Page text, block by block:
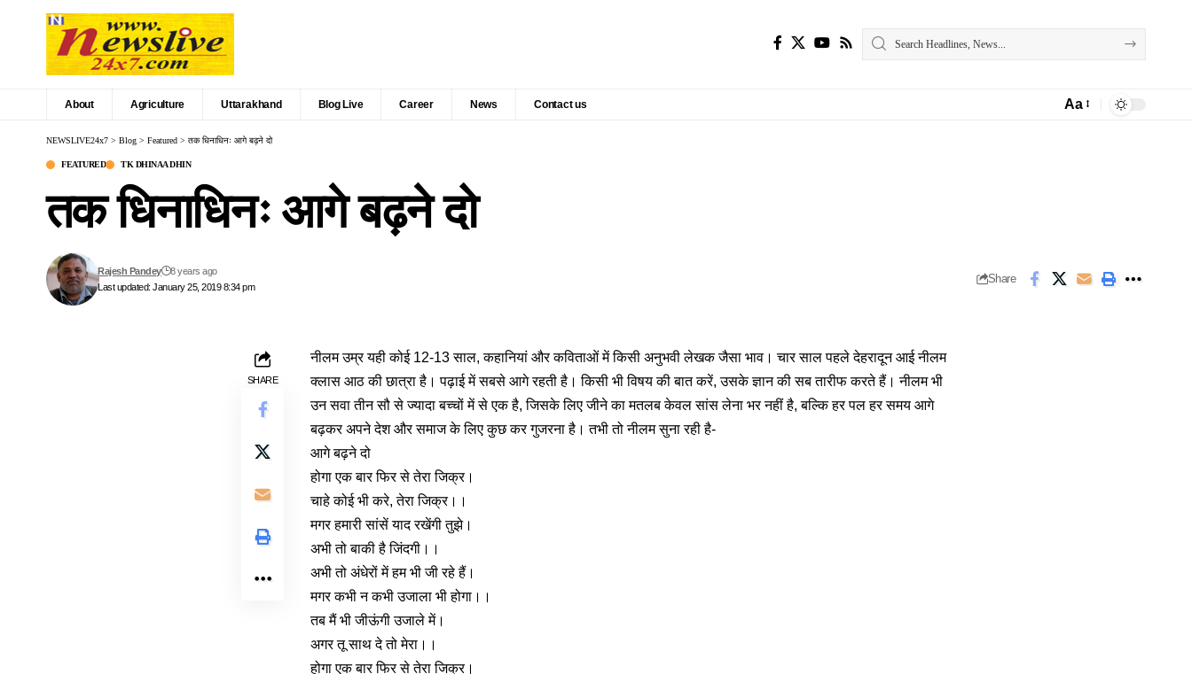
About Agriculture Uttarakhand Blog Live Career News Contact us Aa
NEWSLIVE24x7 > Blog > Featured > तक धिनाधिनः आगे बढ़ने दो
FEATURED TK DHINAA DHIN
तक धिनाधिनः आगे बढ़ने दो
Last updated: January 25, 2019 8:34 pm
Rajesh Pandey 8 years ago
Share
SHARE
नीलम उम्र यही कोई 12-13 साल, कहानियां और कविताओं में किसी अनुभवी लेखक जैसा भाव। चार साल पहले देहरादून आई नीलम
क्लास आठ की छात्रा है। पढ़ाई में सबसे आगे रहती है। किसी भी विषय की बात करें, उसके ज्ञान की सब तारीफ करते हैं। नीलम भी
उन सवा तीन सौ से ज्यादा बच्चों में से एक है, जिसके लिए जीने का मतलब केवल सांस लेना भर नहीं है, बल्कि हर पल हर समय आगे
बढ़कर अपने देश और समाज के लिए कुछ कर गुजरना है। तभी तो नीलम सुना रही है-
आगे बढ़ने दो
होगा एक बार फिर से तेरा जिक्र।
चाहे कोई भी करे, तेरा जिक्र।।
मगर हमारी सांसें याद रखेंगी तुझे।
अभी तो बाकी है जिंदगी।।
अभी तो अंधेरों में हम भी जी रहे हैं।
मगर कभी न कभी उजाला भी होगा।।
तब मैं भी जीऊंगी उजाले में।
अगर तू साथ दे तो मेरा।।
होगा एक बार फिर से तेरा जिक्र।